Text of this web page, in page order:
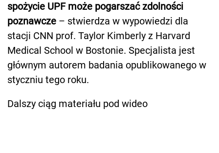
spożycie UPF może pogarszać zdolności
poznawcze – stwierdza w wypowiedzi dla
stacji CNN prof. Taylor Kimberly z Harvard
Medical School w Bostonie. Specjalista jest
głównym autorem badania opublikowanego w
styczniu tego roku.
Dalszy ciąg materiału pod wideo